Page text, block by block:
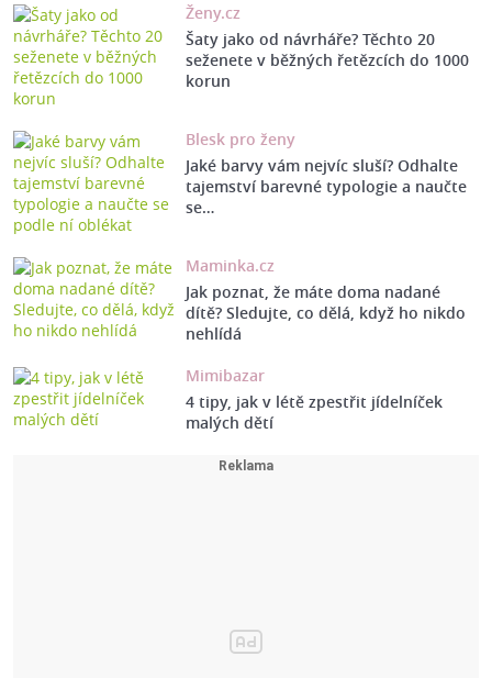
Ženy.cz
Šaty jako od návrháře? Těchto 20
seženete v běžných řetězcích do 1000
korun
Blesk pro ženy
Jaké barvy vám nejvíc sluší? Odhalte
tajemství barevné typologie a naučte
se…
Maminka.cz
Jak poznat, že máte doma nadané
dítě? Sledujte, co dělá, když ho nikdo
nehlídá
Mimibazar
4 tipy, jak v létě zpestřit jídelníček
malých dětí